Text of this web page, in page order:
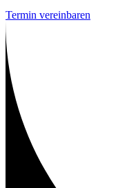
Termin vereinbaren